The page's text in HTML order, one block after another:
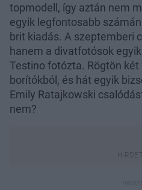
topmodell, így aztán nem
egyik legfontosabb
brit kiadás. A szeptemberi
hanem a divatfotósok
Testino fotózta. Rögtön két
borítókból, és hát egyik
Emily Ratajkowski
nem?